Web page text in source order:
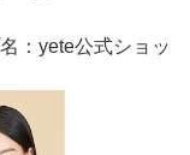
：yete公式ショッ